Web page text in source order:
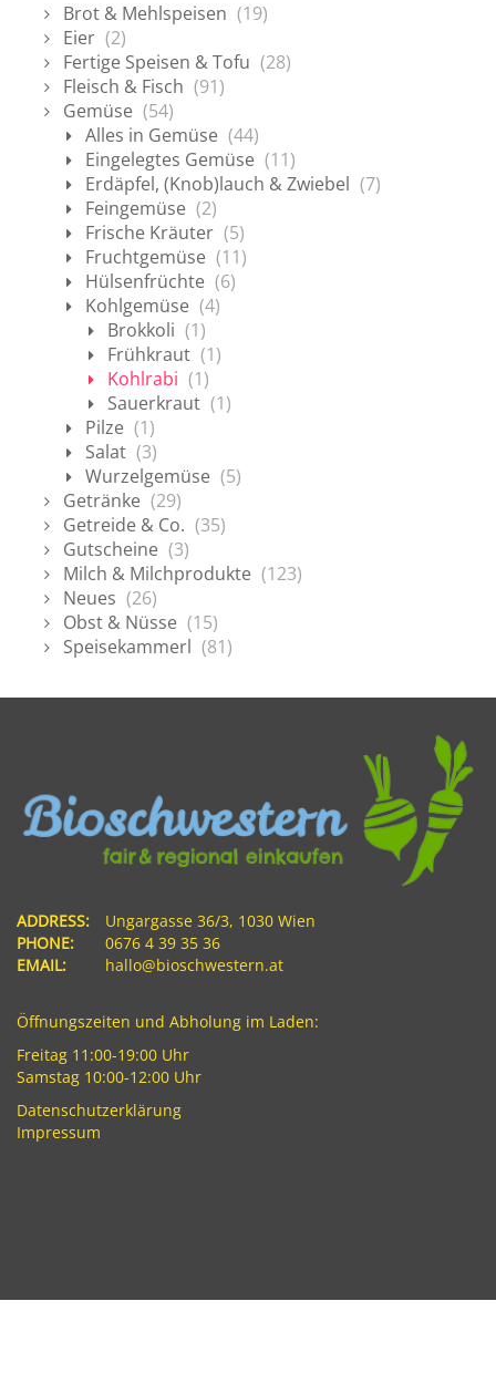
Brot & Mehlspeisen (19)
Eier (2)
Fertige Speisen & Tofu (28)
Fleisch & Fisch (91)
Gemüse (54)
Alles in Gemüse (44)
Eingelegtes Gemüse (11)
Erdäpfel, (Knob)lauch & Zwiebel (7)
Feingemüse (2)
Frische Kräuter (5)
Fruchtgemüse (11)
Hülsenfrüchte (6)
Kohlgemüse (4)
Brokkoli (1)
Frühkraut (1)
Kohlrabi (1)
Sauerkraut (1)
Pilze (1)
Salat (3)
Wurzelgemüse (5)
Getränke (29)
Getreide & Co. (35)
Gutscheine (3)
Milch & Milchprodukte (123)
Neues (26)
Obst & Nüsse (15)
Speisekammerl (81)
ADDRESS:
Ungargasse 36/3, 1030 Wien
PHONE:
0676 4 39 35 36
EMAIL:
hallo@bioschwestern.at
Öffnungszeiten und Abholung im Laden:
Freitag 11:00-19:00 Uhr
Samstag 10:00-12:00 Uhr
Datenschutzerklärung
Impressum